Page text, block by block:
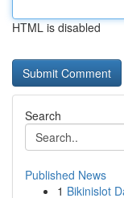
HTML is disabled
Search
Published News
1 Bikinislot